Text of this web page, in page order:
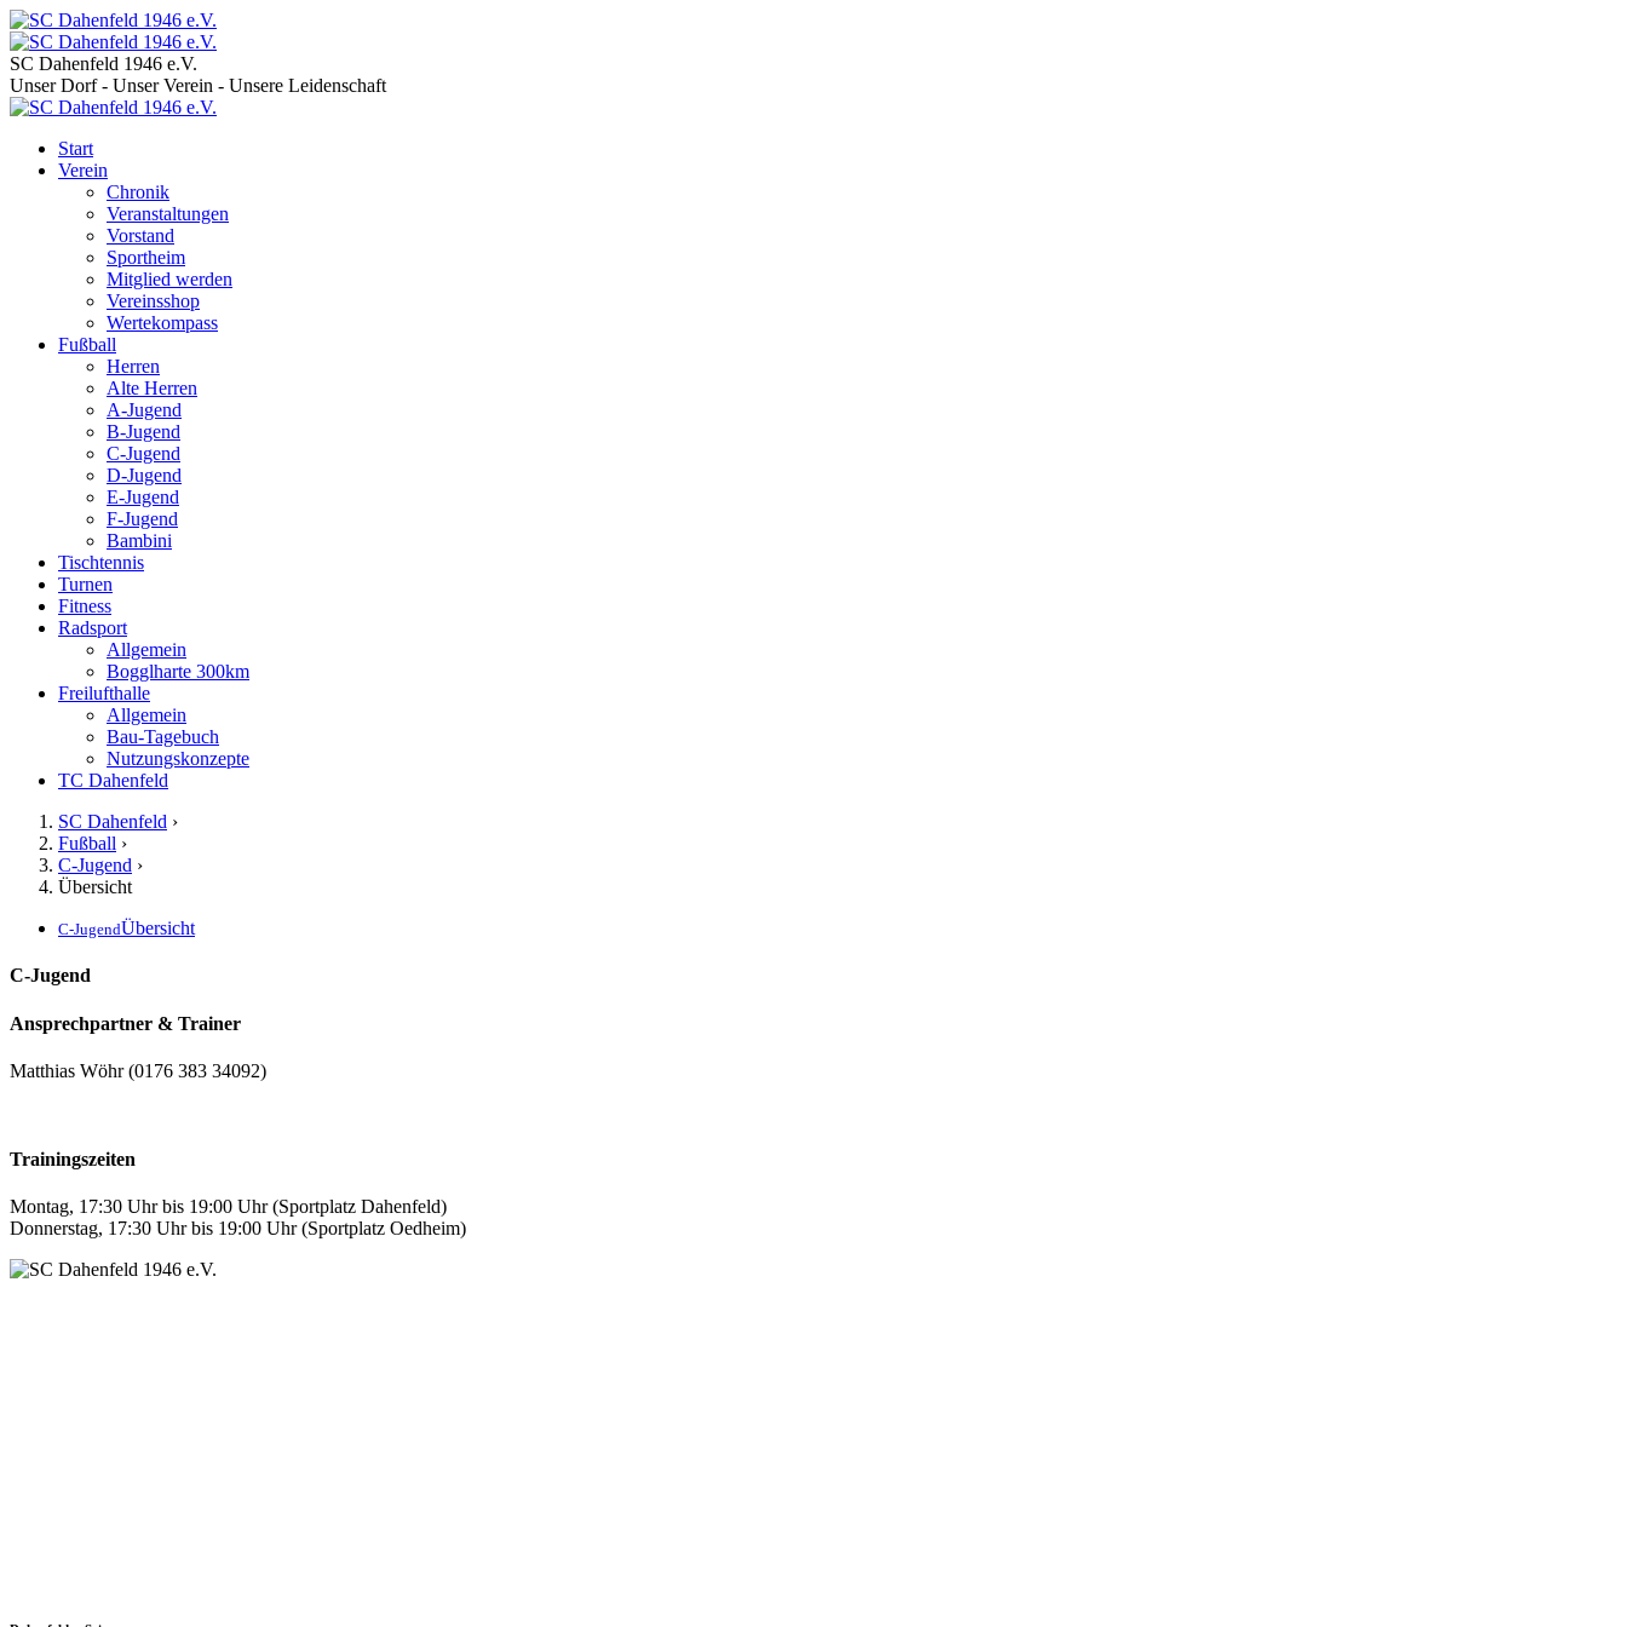
SC Dahenfeld 1946 e.V.
Unser Dorf - Unser Verein - Unsere Leidenschaft
Start
Verein
Chronik
Veranstaltungen
Vorstand
Sportheim
Mitglied werden
Vereinsshop
Wertekompass
Fußball
Herren
Alte Herren
A-Jugend
B-Jugend
C-Jugend
D-Jugend
E-Jugend
F-Jugend
Bambini
Tischtennis
Turnen
Fitness
Radsport
Allgemein
Bogglharte 300km
Freilufthalle
Allgemein
Bau-Tagebuch
Nutzungskonzepte
TC Dahenfeld
SC Dahenfeld ›
Fußball ›
C-Jugend ›
Übersicht
C-JugendÜbersicht
C-Jugend
Ansprechpartner & Trainer
Matthias Wöhr (0176 383 34092)
Trainingszeiten
Montag, 17:30 Uhr bis 19:00 Uhr (Sportplatz Dahenfeld)
Donnerstag, 17:30 Uhr bis 19:00 Uhr (Sportplatz Oedheim)